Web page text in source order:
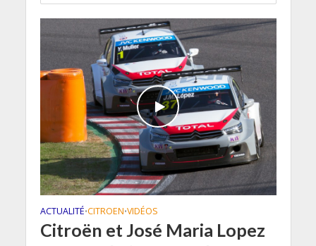
ACTUALITÉ•CITROEN•VIDÉOS
Citroën et José Maria Lopez